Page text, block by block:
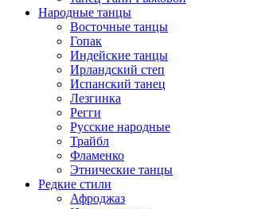
Народные танцы
Восточные танцы
Гопак
Индейские танцы
Ирландский степ
Испанский танец
Лезгинка
Регги
Русские народные
Трайбл
Фламенко
Этнические танцы
Редкие стили
Афроджаз